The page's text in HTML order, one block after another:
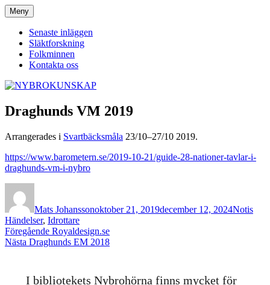
Hoppa
till
innehåll
NYBROKUNSKAP
Meny
Senaste inläggen
Släktforskning
Folkminnen
Kontakta oss
Draghunds VM 2019
Arrangerades i Svartbäcksmåla 23/10–27/10 2019.
https://www.barometern.se/2019-10-21/guide-28-nationer-tavlar-i-
draghunds-vm-i-nybro
Mats Johanssonoktober 21, 2019december 12, 2024Notis
Händelser, Idrottare
Inläggsnavigering
Föregående Föregående
inlägg:
Royaldesign.se
Nästa Nästa
Draghunds EM 2018
I bibliotekets Nybrohörna finns mycket för